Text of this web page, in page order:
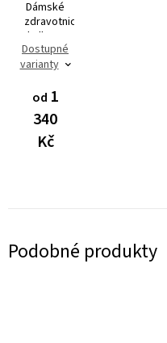
Dámské
zdravotnické
kalhoty
Dynamic
FLEX
Dostupné
varianty
od 1
340
Kč
Podobné produkty